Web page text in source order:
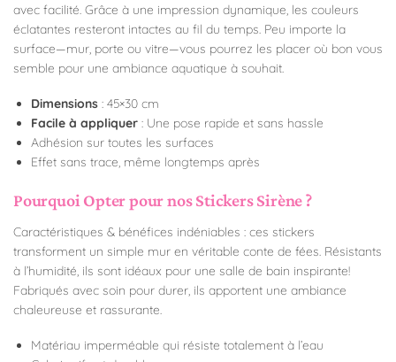
avec facilité. Grâce à une impression dynamique, les couleurs
éclatantes resteront intactes au fil du temps. Peu importe la
surface—mur, porte ou vitre—vous pourrez les placer où bon vous
semble pour une ambiance aquatique à souhait.
Dimensions : 45×30 cm
Facile à appliquer : Une pose rapide et sans hassle
Adhésion sur toutes les surfaces
Effet sans trace, même longtemps après
Pourquoi Opter pour nos Stickers Sirène ?
Caractéristiques & bénéfices indéniables : ces stickers
transforment un simple mur en véritable conte de fées. Résistants
à l’humidité, ils sont idéaux pour une salle de bain inspirante!
Fabriqués avec soin pour durer, ils apportent une ambiance
chaleureuse et rassurante.
Matériau imperméable qui résiste totalement à l’eau